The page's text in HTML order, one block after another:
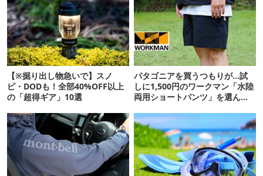
【※掘り出し物急いで】スノ
ピ・DODも！全部40%OFF以上
の「超得ギア」10選
パタゴニアを買うつもりが…試
しに1,500円のワークマン「水陸
両用ショートパンツ」を選んだ